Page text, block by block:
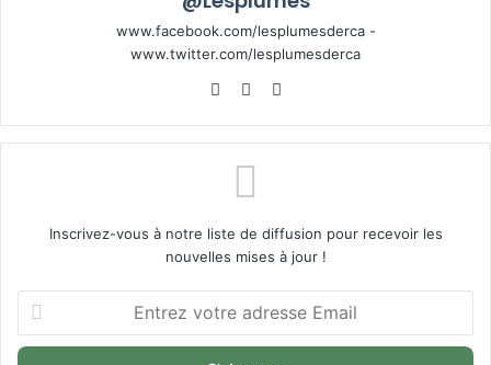
www.facebook.com/lesplumesderca -
www.twitter.com/lesplumesderca
WebsiteFacebook
Inscrivez-vous à notre liste de diffusion pour recevoir les
nouvelles mises à jour !
votre
adresse